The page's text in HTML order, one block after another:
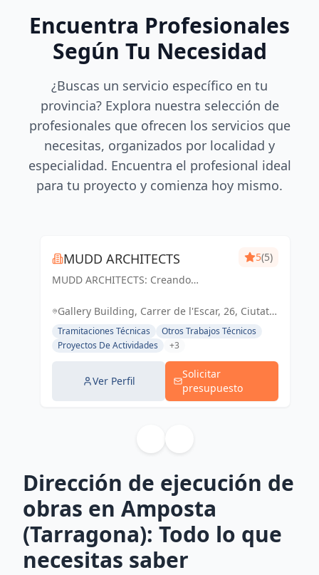
Encuentra Profesionales
Según Tu Necesidad
¿Buscas un servicio específico en tu
provincia? Explora nuestra selección de
profesionales que ofrecen los servicios que
necesitas, organizados por localidad y
especialidad. Encuentra el profesional ideal
para tu proyecto y comienza hoy mismo.
MUDD ARCHITECTS
MUDD ARCHITECTS: Creando
innovador y pasión. Tu visión,
nuestra realidad.
5(5)
Gallery Building, Carrer de l'Escar, 26, Ciutat
Vella, 08039 Barcelona, España, España
Tramitaciones Técnicas
Otros Trabajos Técnicos
Proyectos De Actividades
+3
Ver Perfil
Solicitar
presupuesto
Dirección de ejecución de
obras en Amposta
(Tarragona): Todo lo que
necesitas saber